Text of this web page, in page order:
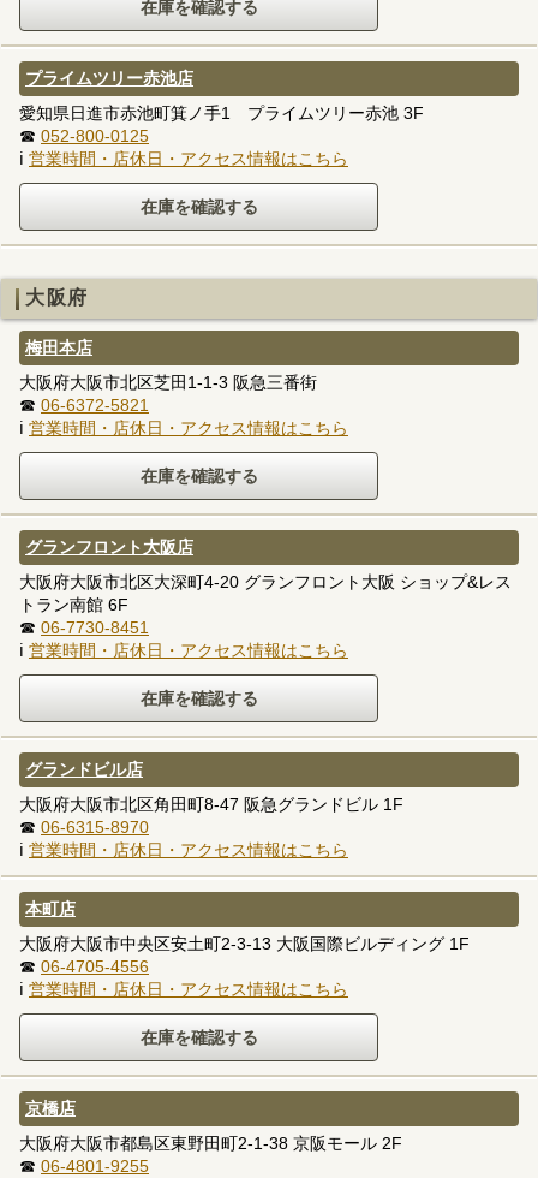
プライムツリー赤池店
愛知県日進市赤池町箕ノ手1 プライムツリー赤池 3F
☎ 052-800-0125
ℹ 営業時間・店休日・アクセス情報はこちら
大阪府
梅田本店
大阪府大阪市北区芝田1-1-3 阪急三番街
☎ 06-6372-5821
ℹ 営業時間・店休日・アクセス情報はこちら
グランフロント大阪店
大阪府大阪市北区大深町4-20 グランフロント大阪 ショップ&レス
トラン南館 6F
☎ 06-7730-8451
ℹ 営業時間・店休日・アクセス情報はこちら
グランドビル店
大阪府大阪市北区角田町8-47 阪急グランドビル 1F
☎ 06-6315-8970
ℹ 営業時間・店休日・アクセス情報はこちら
本町店
大阪府大阪市中央区安土町2-3-13 大阪国際ビルディング 1F
☎ 06-4705-4556
ℹ 営業時間・店休日・アクセス情報はこちら
京橋店
大阪府大阪市都島区東野田町2-1-38 京阪モール 2F
☎ 06-4801-9255